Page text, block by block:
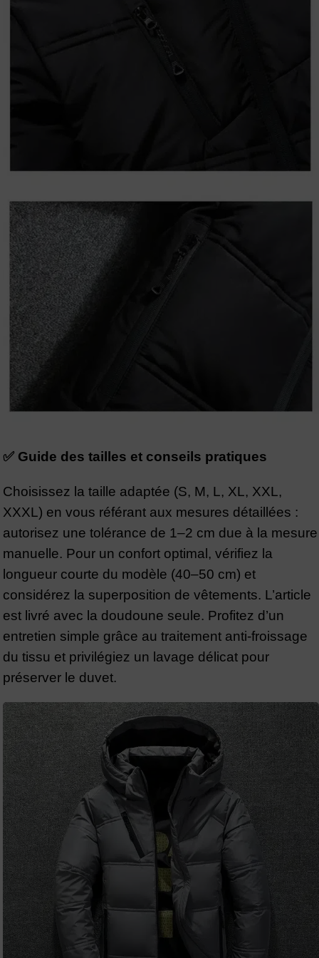
✅ Guide des tailles et conseils pratiques
Choisissez la taille adaptée (S, M, L, XL, XXL,
XXXL) en vous référant aux mesures détaillées :
autorisez une tolérance de 1–2 cm due à la mesure
manuelle. Pour un confort optimal, vérifiez la
longueur courte du modèle (40–50 cm) et
considérez la superposition de vêtements. L’article
est livré avec la doudoune seule. Profitez d’un
entretien simple grâce au traitement anti-froissage
du tissu et privilégiez un lavage délicat pour
préserver le duvet.